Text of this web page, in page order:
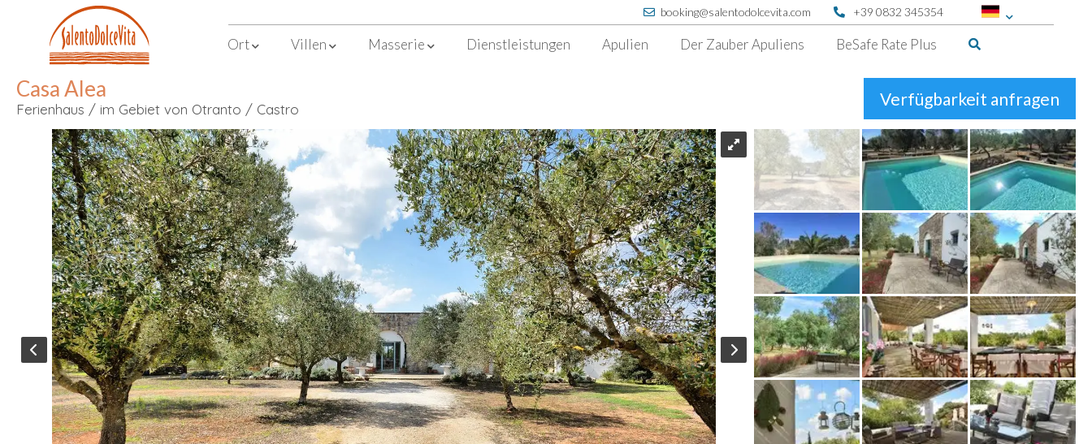
+39 0832 345354
booking@salentodolcevita.com
Ort Villen Masserie Dienstleistungen Apulien Der Zauber Apuliens BeSafe Rate Plus
Verfügbarkeit anfragen
Casa Alea
Ferienhaus / im Gebiet von Otranto / Castro